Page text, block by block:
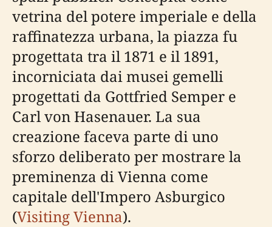
vetrina del potere imperiale e della
raffinatezza urbana, la piazza fu
progettata tra il 1871 e il 1891,
incorniciata dai musei gemelli
progettati da Gottfried Semper e
Carl von Hasenauer. La sua
creazione faceva parte di uno
sforzo deliberato per mostrare la
preminenza di Vienna come
capitale dell'Impero Asburgico
(Visiting Vienna).